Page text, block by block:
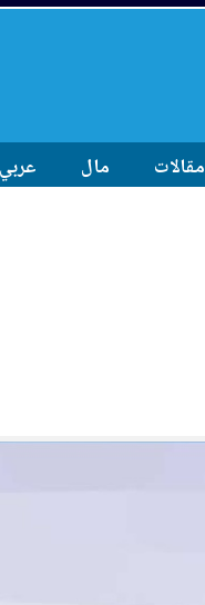
مقالات مال